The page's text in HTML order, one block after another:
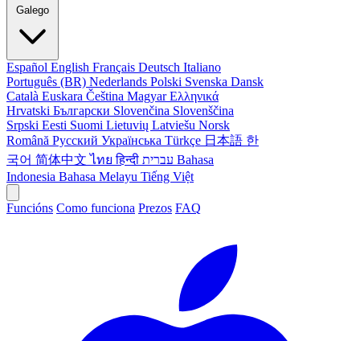
Galego
Español English Français Deutsch Italiano
Português (BR) Nederlands Polski Svenska Dansk
Català Euskara Čeština MagyarΕλληνικά
Hrvatski Български Slovenčina Slovenščina
Srpski Eesti Suomi Lietuvių Latviešu Norsk
Română Русский Українська Türkçe 日本語 한
국어 简体中文ไทยहिन्दी
Bahasa
Indonesia Bahasa Melayu Tiếng Việt
Funcións Como funciona Prezos FAQ